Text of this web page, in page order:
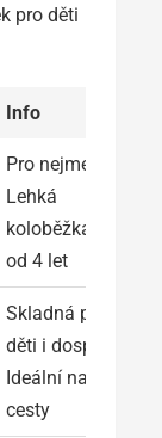
pro děti
Info
Pro nejmenší:
Lehká
koloběžka už
od 4 let
Skladná pro
děti i dospělé:
Ideální na
cesty